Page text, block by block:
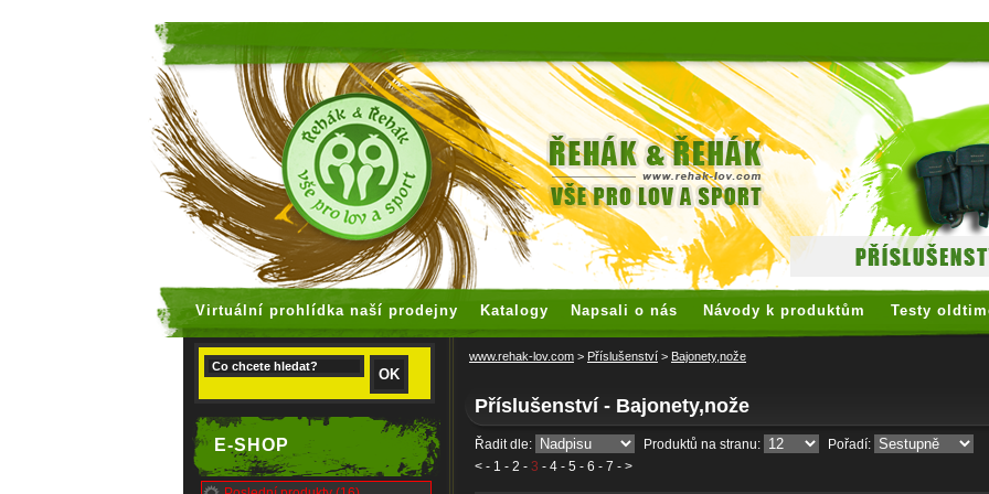
Virtuální prohlídka naší prodejny Katalogy Napsali o nás Návody k produktům Testy
E-SHOP
www.rehak-lov.com > Příslušenství > Bajonety,nože
Příslušenství - Bajonety,nože
Řadit dle: Produktů na stranu:
Pořadí:
< - 1 - 2 - 3 - 4 - 5 - 6 - 7 - >